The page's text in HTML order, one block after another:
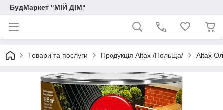
БудМаркет "МІЙ ДІМ"
Товари та послуги Продукція Altax /Польща/ Altax